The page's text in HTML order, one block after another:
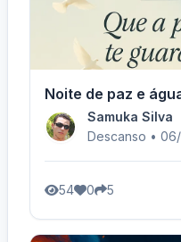
Noite de paz e
Samuka Silva
Descanso •
54 0 5